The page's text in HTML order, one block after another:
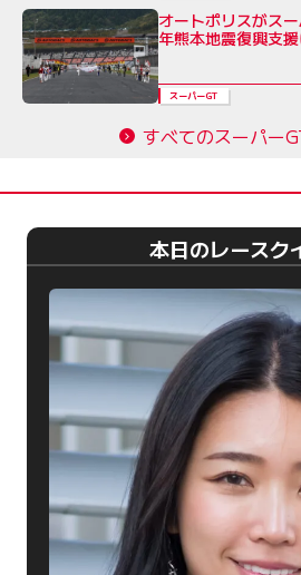
オートポリスがス
年熊本地震復興支
スーパーGT
すべてのスーパー
本日のレースク